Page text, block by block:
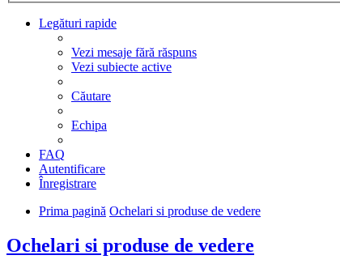
Legături rapide
Vezi mesaje fără răspuns
Vezi subiecte active
Căutare
Echipa
FAQ
Autentificare
Înregistrare
Prima pagină Ochelari si produse de vedere
Ochelari si produse de vedere